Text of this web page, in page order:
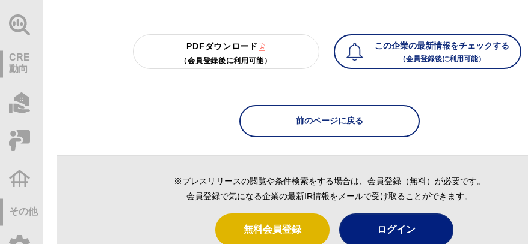
CRE
動向
その他
PDFダウンロード
（会員登録後に利用可能）
この企業の最新情報をチェックする
（会員登録後に利用可能）
前のページに戻る
※プレスリリースの閲覧や条件検索をする場合は、会員登録（無料）が必要です。
会員登録で気になる企業の最新IR情報をメールで受け取ることができます。
無料会員登録 ログイン